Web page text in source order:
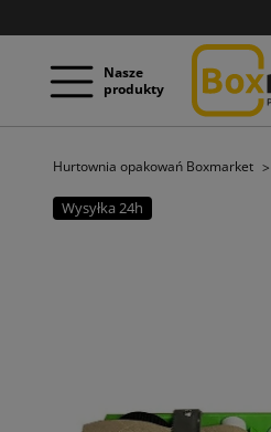
Nasze
produkty
Hurtownia opakowań Boxmarket
Wysyłka 24h